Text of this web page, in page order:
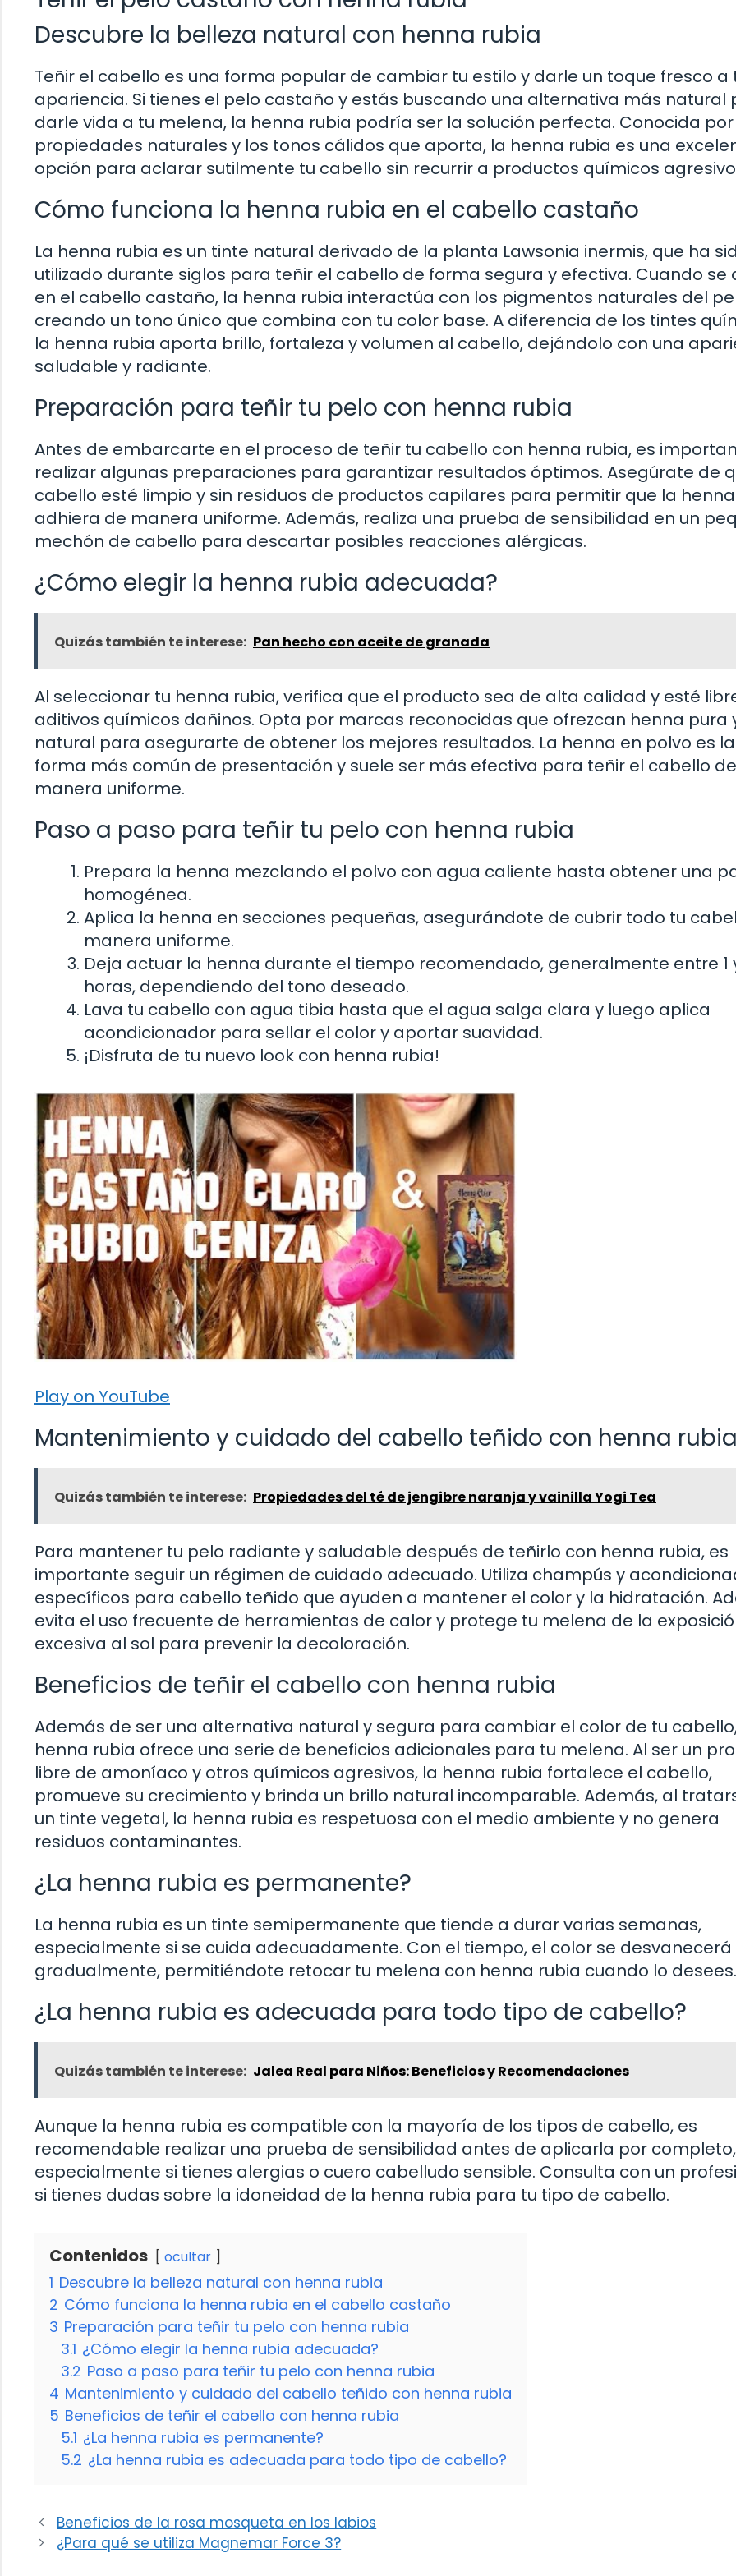
Descubre la belleza natural con henna rubia
Teñir el cabello es una forma popular de cambiar tu estilo y darle un toque fresco a
apariencia. Si tienes el pelo castaño y estás buscando una alternativa más natural
darle vida a tu melena, la henna rubia podría ser la solución perfecta. Conocida por
propiedades naturales y los tonos cálidos que aporta, la henna rubia es una
opción para aclarar sutilmente tu cabello sin recurrir a productos químicos
Cómo funciona la henna rubia en el cabello castaño
La henna rubia es un tinte natural derivado de la planta Lawsonia inermis, que ha
utilizado durante siglos para teñir el cabello de forma segura y efectiva. Cuando se
en el cabello castaño, la henna rubia interactúa con los pigmentos naturales del
creando un tono único que combina con tu color base. A diferencia de los tintes
la henna rubia aporta brillo, fortaleza y volumen al cabello, dejándolo con una
saludable y radiante.
Preparación para teñir tu pelo con henna rubia
Antes de embarcarte en el proceso de teñir tu cabello con henna rubia, es
realizar algunas preparaciones para garantizar resultados óptimos. Asegúrate de
cabello esté limpio y sin residuos de productos capilares para permitir que la
adhiera de manera uniforme. Además, realiza una prueba de sensibilidad en un
mechón de cabello para descartar posibles reacciones alérgicas.
¿Cómo elegir la henna rubia adecuada?
Quizás también te interese: Pan hecho con aceite de granada
Al seleccionar tu henna rubia, verifica que el producto sea de alta calidad y esté
aditivos químicos dañinos. Opta por marcas reconocidas que ofrezcan henna pura
natural para asegurarte de obtener los mejores resultados. La henna en polvo es la
forma más común de presentación y suele ser más efectiva para teñir el cabello de
manera uniforme.
Paso a paso para teñir tu pelo con henna rubia
Prepara la henna mezclando el polvo con agua caliente hasta obtener una
homogénea.
Aplica la henna en secciones pequeñas, asegurándote de cubrir todo tu
manera uniforme.
Deja actuar la henna durante el tiempo recomendado, generalmente entre 1
horas, dependiendo del tono deseado.
Lava tu cabello con agua tibia hasta que el agua salga clara y luego aplica
acondicionador para sellar el color y aportar suavidad.
¡Disfruta de tu nuevo look con henna rubia!
Play on YouTube
Mantenimiento y cuidado del cabello teñido con henna
Quizás también te interese: Propiedades del té de jengibre naranja y vainilla Yogi Tea
Para mantener tu pelo radiante y saludable después de teñirlo con henna rubia, es
importante seguir un régimen de cuidado adecuado. Utiliza champús y
específicos para cabello teñido que ayuden a mantener el color y la hidratación.
evita el uso frecuente de herramientas de calor y protege tu melena de la
excesiva al sol para prevenir la decoloración.
Beneficios de teñir el cabello con henna rubia
Además de ser una alternativa natural y segura para cambiar el color de tu
henna rubia ofrece una serie de beneficios adicionales para tu melena. Al ser un
libre de amoníaco y otros químicos agresivos, la henna rubia fortalece el cabello,
promueve su crecimiento y brinda un brillo natural incomparable. Además, al
un tinte vegetal, la henna rubia es respetuosa con el medio ambiente y no genera
residuos contaminantes.
¿La henna rubia es permanente?
La henna rubia es un tinte semipermanente que tiende a durar varias semanas,
especialmente si se cuida adecuadamente. Con el tiempo, el color se desvanecerá
gradualmente, permitiéndote retocar tu melena con henna rubia cuando lo desees.
¿La henna rubia es adecuada para todo tipo de cabello?
Quizás también te interese: Jalea Real para Niños: Beneficios y Recomendaciones
Aunque la henna rubia es compatible con la mayoría de los tipos de cabello, es
recomendable realizar una prueba de sensibilidad antes de aplicarla por completo,
especialmente si tienes alergias o cuero cabelludo sensible. Consulta con un
si tienes dudas sobre la idoneidad de la henna rubia para tu tipo de cabello.
Contenidos ocultar
1 Descubre la belleza natural con henna rubia
2 Cómo funciona la henna rubia en el cabello castaño
3 Preparación para teñir tu pelo con henna rubia
3.1 ¿Cómo elegir la henna rubia adecuada?
3.2 Paso a paso para teñir tu pelo con henna rubia
4 Mantenimiento y cuidado del cabello teñido con henna rubia
5 Beneficios de teñir el cabello con henna rubia
5.1 ¿La henna rubia es permanente?
5.2 ¿La henna rubia es adecuada para todo tipo de cabello?
Beneficios de la rosa mosqueta en los labios
¿Para qué se utiliza Magnemar Force 3?